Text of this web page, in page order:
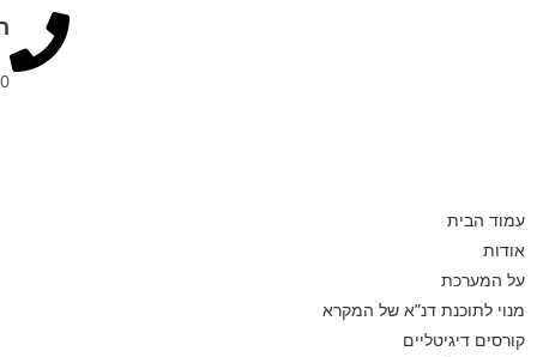
עמוד הבית
אודות
על המערכת
מנוי לתוכנת דנ”א של המקרא
קורסים דיגיטליים